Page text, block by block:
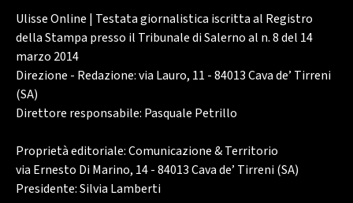
Ulisse Online | Testata giornalistica iscritta al Registro
della Stampa presso il Tribunale di Salerno al n. 8 del 14
marzo 2014
Direzione - Redazione: via Lauro, 11 - 84013 Cava de’ Tirreni
(SA)
Direttore responsabile: Pasquale Petrillo
Proprietà editoriale: Comunicazione & Territorio
via Ernesto Di Marino, 14 - 84013 Cava de’ Tirreni (SA)
Presidente: Silvia Lamberti